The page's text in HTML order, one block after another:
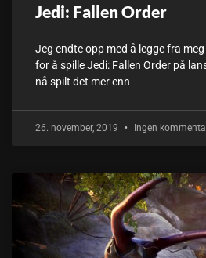
Jedi: Fallen Order
Jeg endte opp med å legge fra
for å spille Jedi: Fallen Order på
nå spilt det mer enn
26. november, 2019 Ingen